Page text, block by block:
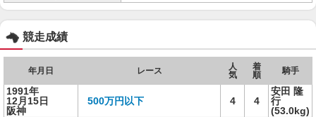
競走成績
年月日 レース
人
気
着
順
騎手
1991年
12月15日
阪神
500万円以下 4 4
安田 隆
行
(53.0kg)